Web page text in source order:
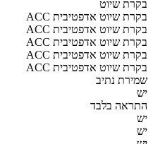
בקרת שיוט
ACC בקרת שיוט אדפטיבית
ACC בקרת שיוט אדפטיבית
ACC בקרת שיוט אדפטיבית
ACC בקרת שיוט אדפטיבית
ACC בקרת שיוט אדפטיבית
שמירת נתיב
יש
התראה בלבד
יש
יש